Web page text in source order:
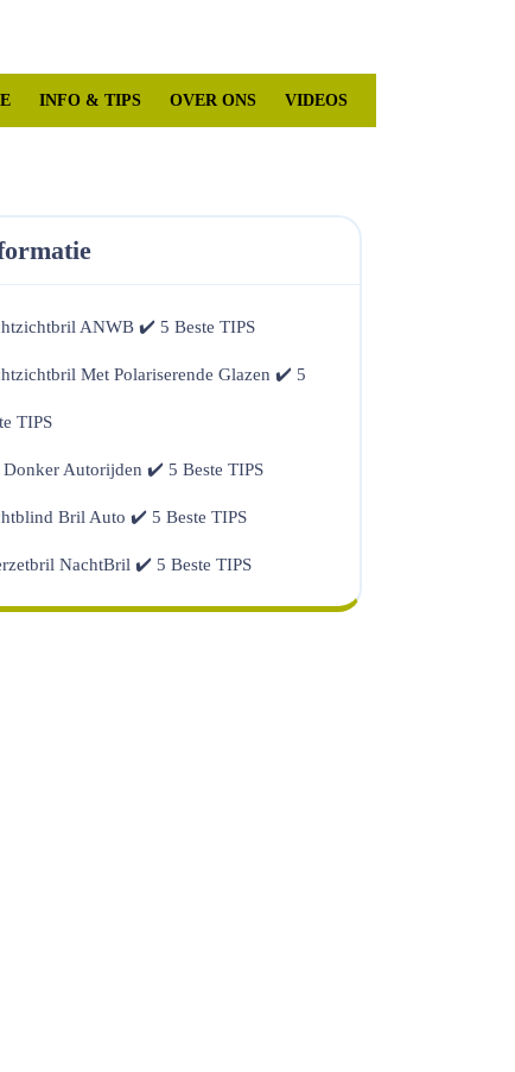
account
INFO & TIPS OVER ONS VIDEOS
ANWB ✔️ 5 Beste TIPS
Met Polariserende Glazen ✔️ 5
TIPS
Autorijden ✔️ 5 Beste TIPS
Bril Auto ✔️ 5 Beste TIPS
NachtBril ✔️ 5 Beste TIPS